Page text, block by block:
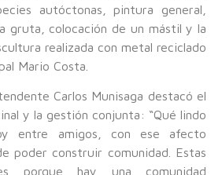
autóctonas, pintura general,
gruta, colocación de un mástil y la
realizada con metal reciclado
Mario Costa.
Carlos Munisaga destacó el
y la gestión conjunta: “Qué lindo
entre amigos, con ese afecto
poder construir comunidad. Estas
porque hay una comunidad